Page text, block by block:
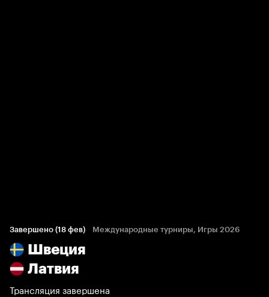
Завершено (18 фев) Международные турниры, Игры 2026
Швеция
Латвия
Трансляция завершена
89%